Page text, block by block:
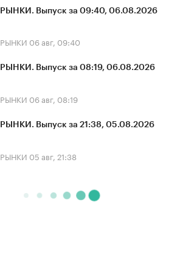
РЫНКИ. Выпуск за 09:40, 06.08.2026
РЫНКИ 06 авг, 09:40
РЫНКИ. Выпуск за 08:19, 06.08.2026
РЫНКИ 06 авг, 08:19
РЫНКИ. Выпуск за 21:38, 05.08.2026
РЫНКИ 05 авг, 21:38